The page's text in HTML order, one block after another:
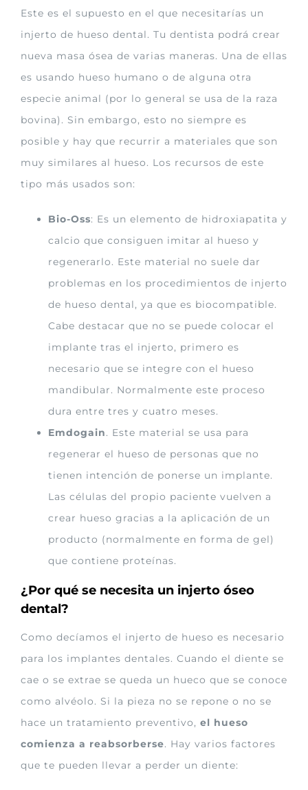
Este es el supuesto en el que necesitarías un
injerto de hueso dental. Tu dentista podrá crear
nueva masa ósea de varias maneras. Una de ellas
es usando hueso humano o de alguna otra
especie animal (por lo general se usa de la raza
bovina). Sin embargo, esto no siempre es
posible y hay que recurrir a materiales que son
muy similares al hueso. Los recursos de este
tipo más usados son:
Bio-Oss: Es un elemento de hidroxiapatita y
calcio que consiguen imitar al hueso y
regenerarlo. Este material no suele dar
problemas en los procedimientos de injerto
de hueso dental, ya que es biocompatible.
Cabe destacar que no se puede colocar el
implante tras el injerto, primero es
necesario que se integre con el hueso
mandibular. Normalmente este proceso
dura entre tres y cuatro meses.
Emdogain. Este material se usa para
regenerar el hueso de personas que no
tienen intención de ponerse un implante.
Las células del propio paciente vuelven a
crear hueso gracias a la aplicación de un
producto (normalmente en forma de gel)
que contiene proteínas.
¿Por qué se necesita un injerto óseo
dental?
Como decíamos el injerto de hueso es necesario
para los implantes dentales. Cuando el diente se
cae o se extrae se queda un hueco que se conoce
como alvéolo. Si la pieza no se repone o no se
hace un tratamiento preventivo, el hueso
comienza a reabsorberse. Hay varios factores
que te pueden llevar a perder un diente: